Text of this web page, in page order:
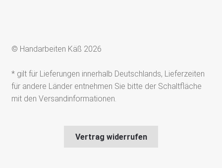
© Handarbeiten Käß 2026
* gilt für Lieferungen innerhalb Deutschlands, Lieferzeiten
für andere Länder entnehmen Sie bitte der Schaltfläche
mit den Versandinformationen.
Vertrag widerrufen